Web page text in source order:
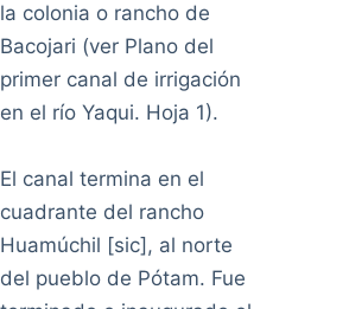
la colonia o rancho de
Bacojari (ver Plano del
primer canal de irrigación
en el río Yaqui. Hoja 1).
El canal termina en el
cuadrante del rancho
Huamúchil [sic], al norte
del pueblo de Pótam. Fue